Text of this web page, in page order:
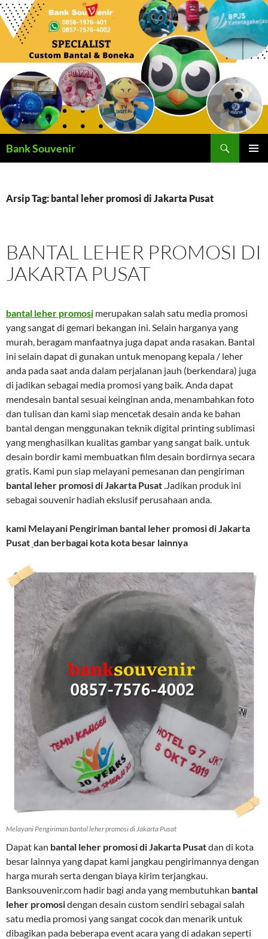
Langsung
ke
Bank Souvenir
Arsip Tag: bantal leher promosi di Jakarta Pusat
BANTAL LEHER PROMOSI DI
JAKARTA PUSAT
bantal leher promosi merupakan salah satu media promosi
yang sangat di gemari bekangan ini. Selain harganya yang
murah, beragam manfaatnya juga dapat anda rasakan. Bantal
ini selain dapat di gunakan untuk menopang kepala / leher
anda pada saat anda dalam perjalanan jauh (berkendara) juga
di jadikan sebagai media promosi yang baik. Anda dapat
mendesain bantal sesuai keinginan anda, menambahkan foto
dan tulisan dan kami siap mencetak desain anda ke bahan
bantal dengan menggunakan teknik digital printing sublimasi
yang menghasilkan kualitas gambar yang sangat baik. untuk
desain bordir kami membuatkan film desain bordirnya secara
gratis. Kami pun siap melayani pemesanan dan pengiriman
bantal leher promosi di Jakarta Pusat.Jadikan produk ini
sebagai souvenir hadiah ekslusif perusahaan anda.
kami Melayani Pengiriman bantal leher promosi di Jakarta
Pusat dan berbagai kota kota besar lainnya
Melayani Pengiriman bantal leher promosi di Jakarta Pusat
Dapat kan bantal leher promosi di Jakarta Pusatdan di kota
besar lainnya yang dapat kami jangkau pengirimannya dengan
harga murah serta dengan biaya kirim terjangkau.
Banksouvenir.com hadir bagi anda yang membutuhkan bantal
leher promosidengan desain custom sendiri sebagai salah
satu media promosi yang sangat cocok dan menarik untuk
dibagikan pada beberapa event acara yang di adakan seperti